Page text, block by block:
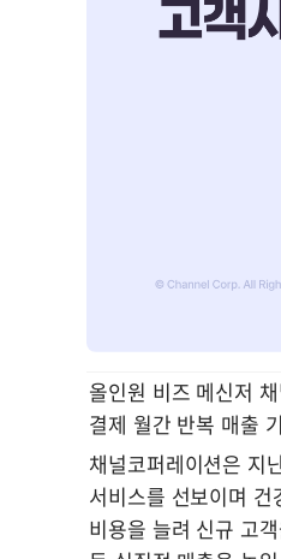
올인원 비즈 메신저
결제 월간 반복 매출
채널코퍼레이션은 지
서비스를 선보이며
비용을 늘려 신규 고